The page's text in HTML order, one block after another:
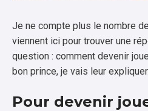
Je ne compte plus le nombre
viennent ici pour trouver une
question : comment devenir
bon prince, je vais leur
Pour devenir